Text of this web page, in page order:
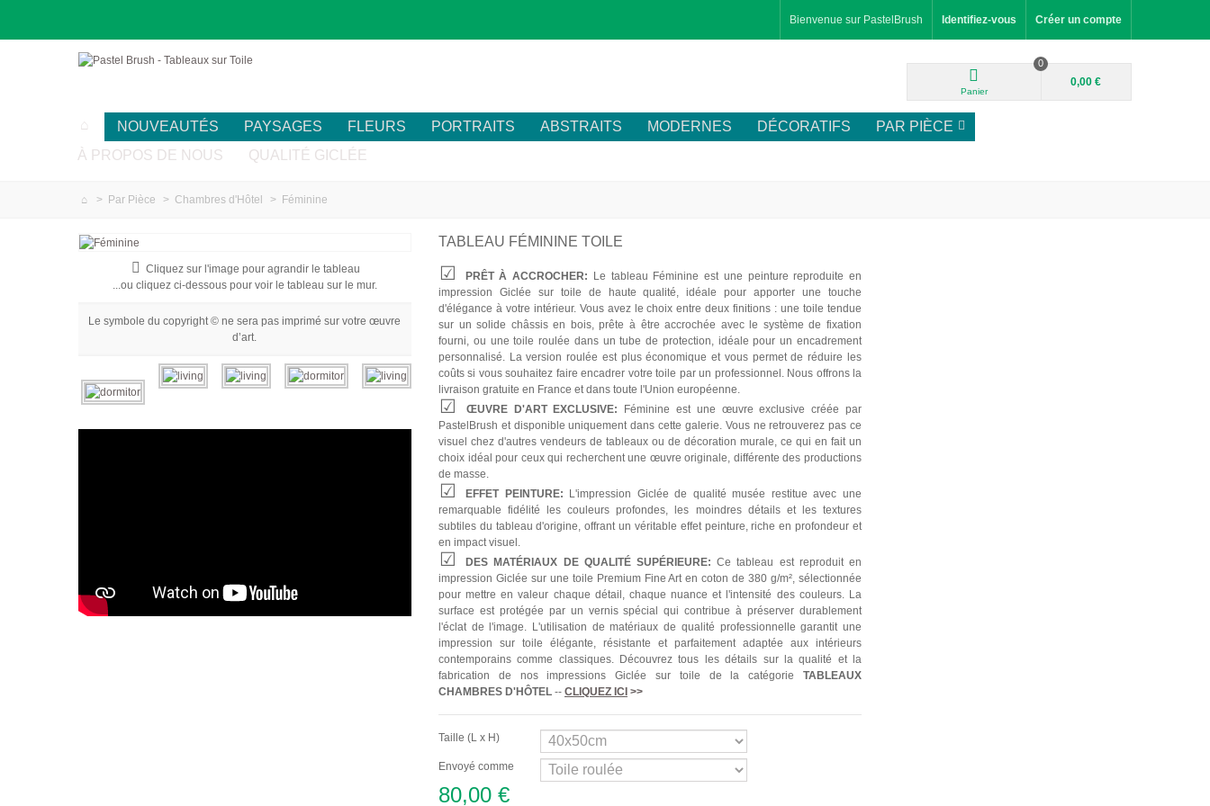
Bienvenue sur PastelBrush Identifiez-vous Créer un compte
Panier
0
0,00 €
NOUVEAUTÉS PAYSAGES FLEURS PORTRAITS ABSTRAITS MODERNES DÉCORATIFS
PAR PIÈCE
À PROPOS DE NOUS
QUALITÉ GICLÉE
> Par Pièce > Chambres d'Hôtel > Féminine
Cliquez sur l'image pour agrandir le tableau
...ou cliquez ci-dessous pour voir le tableau sur le mur.
Le symbole du copyright © ne sera pas imprimé sur votre œuvre
d’art.
TABLEAU FÉMININE TOILE
PRÊT À ACCROCHER:
Le tableau Féminine est une peinture reproduite en
impression Giclée sur toile de haute qualité, idéale pour apporter une touche
d'élégance à votre intérieur. Vous avez le choix entre deux finitions : une toile tendue
sur un solide châssis en bois, prête à être accrochée avec le système de fixation
fourni, ou une toile roulée dans un tube de protection, idéale pour un encadrement
personnalisé. La version roulée est plus économique et vous permet de réduire les
coûts si vous souhaitez faire encadrer votre toile par un professionnel. Nous offrons la
livraison gratuite en France et dans toute l'Union européenne.
ŒUVRE D'ART EXCLUSIVE:
Féminine est une œuvre exclusive créée par
PastelBrush et disponible uniquement dans cette galerie. Vous ne retrouverez pas ce
visuel chez d'autres vendeurs de tableaux ou de décoration murale, ce qui en fait un
choix idéal pour ceux qui recherchent une œuvre originale, différente des productions
de masse.
EFFET PEINTURE: L'impression Giclée de qualité musée restitue avec une
remarquable fidélité les couleurs profondes, les moindres détails et les textures
subtiles du tableau d'origine, offrant un véritable effet peinture, riche en profondeur et
en impact visuel.
DES MATÉRIAUX DE QUALITÉ SUPÉRIEURE: Ce tableau est reproduit en
impression Giclée sur une toile Premium Fine Art en coton de 380 g/m², sélectionnée
pour mettre en valeur chaque détail, chaque nuance et l'intensité des couleurs. La
surface est protégée par un vernis spécial qui contribue à préserver durablement
l'éclat de l'image. L'utilisation de matériaux de qualité professionnelle garantit une
impression sur toile élégante, résistante et parfaitement adaptée aux intérieurs
contemporains comme classiques. Découvrez tous les détails sur la qualité et la
fabrication de nos impressions Giclée sur toile de la catégorie TABLEAUX
CHAMBRES D'HÔTEL-- CLIQUEZ ICI >>
Taille (L x H)
Envoyé comme
80,00 €